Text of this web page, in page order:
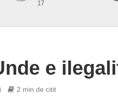
17
e
2 min de citit